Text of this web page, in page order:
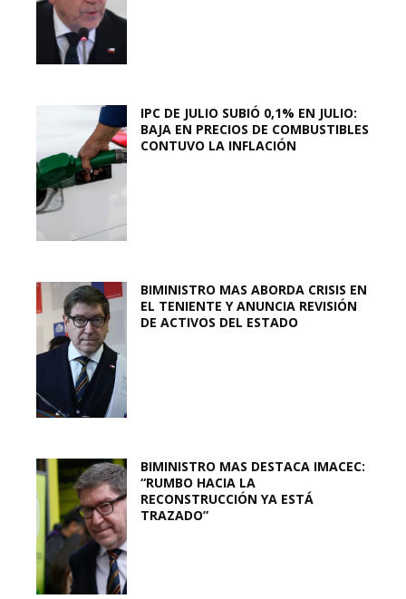
IPC DE JULIO SUBIÓ 0,1% EN JULIO:
BAJA EN PRECIOS DE COMBUSTIBLES
CONTUVO LA INFLACIÓN
BIMINISTRO MAS ABORDA CRISIS EN
EL TENIENTE Y ANUNCIA REVISIÓN
DE ACTIVOS DEL ESTADO
BIMINISTRO MAS DESTACA IMACEC:
“RUMBO HACIA LA
RECONSTRUCCIÓN YA ESTÁ
TRAZADO”